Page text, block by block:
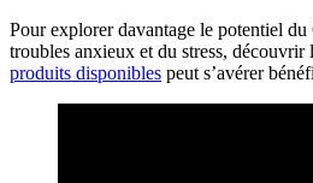
Pour explorer davantage le potentiel
troubles anxieux et du stress, découvrir
produits disponibles peut s’avérer